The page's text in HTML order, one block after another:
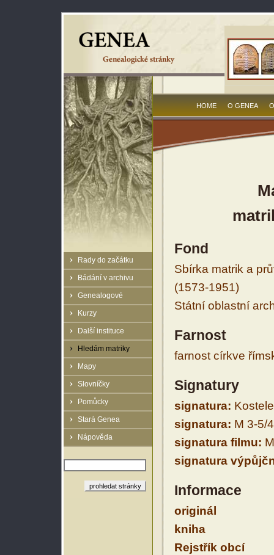
Rady do začátku
Bádání v archivu
Genealogové
Kurzy
Další instituce
Hledám matriky
Mapy
Slovníčky
Pomůcky
Stará Genea
Nápověda
HOME O GENEA
Fond
Sbírka matrik a
(1573-1951)
Státní oblastní
Farnost
farnost církve
Signatury
signatura:
signatura: M 3-5/4
signatura filmu:
signatura
Informace
originál
kniha
Rejstřík obcí